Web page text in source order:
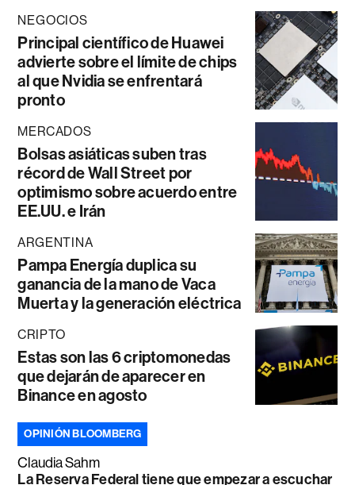
NEGOCIOS
Principal científico de Huawei
advierte sobre el límite de chips
al que Nvidia se enfrentará
pronto
MERCADOS
Bolsas asiáticas suben tras
récord de Wall Street por
optimismo sobre acuerdo entre
EE.UU. e Irán
ARGENTINA
Pampa Energía duplica su
ganancia de la mano de Vaca
Muerta y la generación eléctrica
CRIPTO
Estas son las 6 criptomonedas
que dejarán de aparecer en
Binance en agosto
OPINIÓN BLOOMBERG
Claudia Sahm
La Reserva Federal tiene que empezar a escuchar